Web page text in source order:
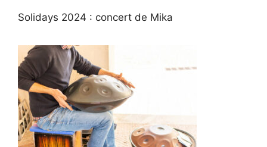
Solidays 2024 : concert de Mika